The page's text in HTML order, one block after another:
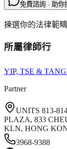
免費諮詢 · 助你
揀選你的法律範
所屬律師行
YIP, TSE & TANG
Partner
UNITS 813-
PLAZA, 833
KLN, HONG
3968-9388